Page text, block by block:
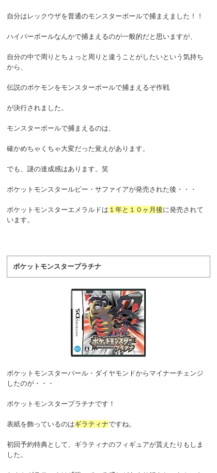
自分はレックウザを普通のモンスターボールで捕まえました！！
ハイパーボールなんかで捕まえるのが一般的だと思いますが、
自分の中で周りとちょっと周りと違うことがしたいという気持ち
から、
伝説のポケモンをモンスターボールで捕まえるぞ作戦
が決行されました。
モンスターボールで捕まえるのは、
確かめちゃくちゃ大変だった覚えがあります。
でも、謎の達成感はあります。笑
ポケットモンスタールビー・サファイアが発売された後・・・
ポケットモンスターエメラルドは １年と１０ヶ月後に発売されて
います。
ポケットモンスタープラチナ
ポケットモンスターパール・ダイヤモンドからマイナーチェンジ
したのが・・・
ポケットモンスタープラチナです！
表紙を飾っているのはギラティナですね。
初回予約特典として、ギラティナのフィギュアが貰えたりもしま
した。